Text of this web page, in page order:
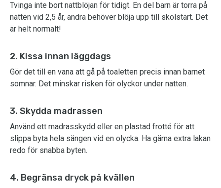
Tvinga inte bort nattblöjan för tidigt. En del barn är torra på
natten vid 2,5 år, andra behöver blöja upp till skolstart. Det
är helt normalt!
2. Kissa innan läggdags
Gör det till en vana att gå på toaletten precis innan barnet
somnar. Det minskar risken för olyckor under natten.
3. Skydda madrassen
Använd ett madrasskydd eller en plastad frotté för att
slippa byta hela sängen vid en olycka. Ha gärna extra lakan
redo för snabba byten.
4. Begränsa dryck på kvällen